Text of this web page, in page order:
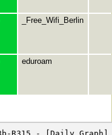
_Free_Wifi_Berlin
eduroam